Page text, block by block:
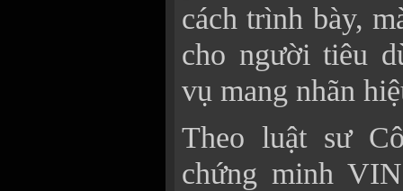
cách trình bày,
cho người tiêu
vụ mang nhãn
Theo luật sư
chứng minh